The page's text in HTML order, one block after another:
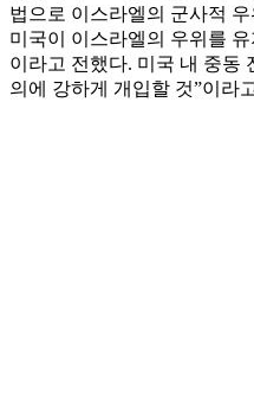
법으로 이스라엘의 군사적
미국이 이스라엘의 우위를
이라고 전했다. 미국 내 중동
의에 강하게 개입할 것”이라